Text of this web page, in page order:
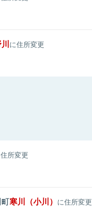
に住所変更
所変更
寒川（小川） に住所変更